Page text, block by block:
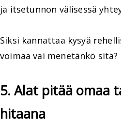
ja itsetunnon välisessä
Siksi kannattaa kysyä
voimaa vai menetänkö sitä?
5. Alat pitää omaa
hitaana